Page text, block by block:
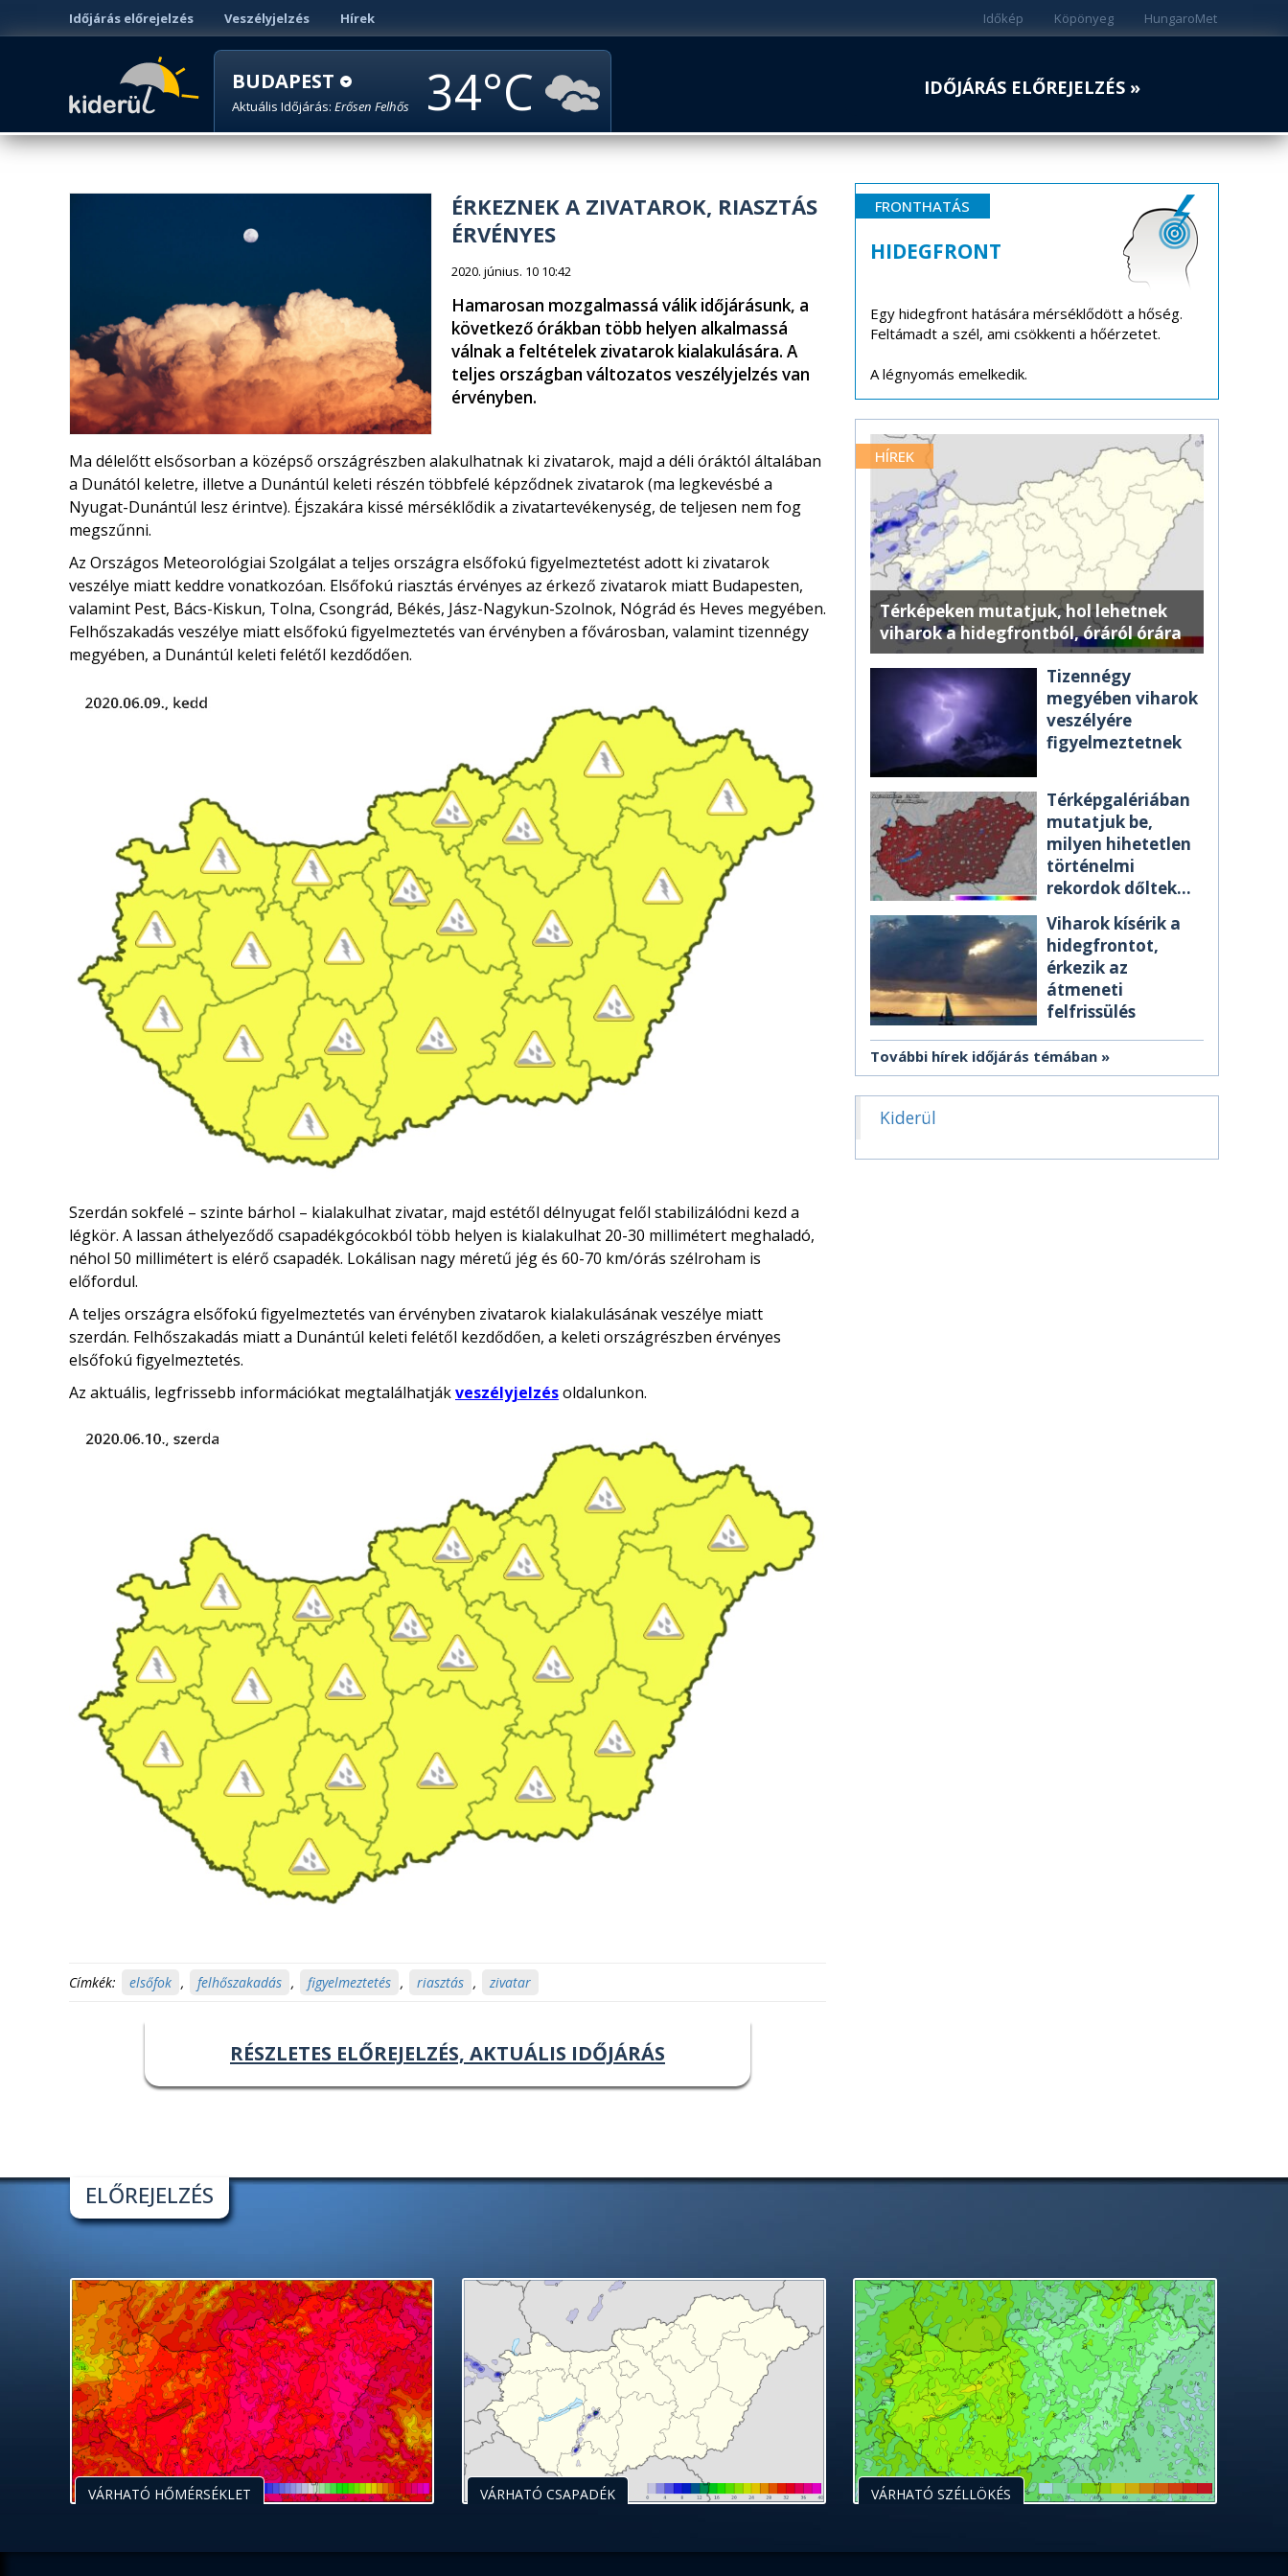
Időjárás előrejelzés Veszélyjelzés Hírek HungaroMet
Köpönyeg
Időkép
BUDAPEST
Aktuális Időjárás: Erősen Felhős 34 IDŐJÁRÁS ELŐREJELZÉS »
ÉRKEZNEK A ZIVATAROK, RIASZTÁS
ÉRVÉNYES
2020. június. 10 10:42
Hamarosan mozgalmassá válik időjárásunk, a
következő órákban több helyen alkalmassá
válnak a feltételek zivatarok kialakulására. A
teljes országban változatos veszélyjelzés van
érvényben.
Ma délelőtt elsősorban a középső országrészben alakulhatnak ki zivatarok, majd a déli óráktól általában
a Dunától keletre, illetve a Dunántúl keleti részén többfelé képződnek zivatarok (ma legkevésbé a
Nyugat-Dunántúl lesz érintve). Éjszakára kissé mérséklődik a zivatartevékenység, de teljesen nem fog
megszűnni.
Az Országos Meteorológiai Szolgálat a teljes országra elsőfokú figyelmeztetést adott ki zivatarok
veszélye miatt keddre vonatkozóan. Elsőfokú riasztás érvényes az érkező zivatarok miatt Budapesten,
valamint Pest, Bács-Kiskun, Tolna, Csongrád, Békés, Jász-Nagykun-Szolnok, Nógrád és Heves megyében.
Felhőszakadás veszélye miatt elsőfokú figyelmeztetés van érvényben a fővárosban, valamint tizennégy
megyében, a Dunántúl keleti felétől kezdődően.
Szerdán sokfelé – szinte bárhol – kialakulhat zivatar, majd estétől délnyugat felől stabilizálódni kezd a
légkör. A lassan áthelyeződő csapadékgócokból több helyen is kialakulhat 20-30 millimétert meghaladó,
néhol 50 millimétert is elérő csapadék. Lokálisan nagy méretű jég és 60-70 km/órás szélroham is
előfordul.
A teljes országra elsőfokú figyelmeztetés van érvényben zivatarok kialakulásának veszélye miatt
szerdán. Felhőszakadás miatt a Dunántúl keleti felétől kezdődően, a keleti országrészben érvényes
elsőfokú figyelmeztetés.
Az aktuális, legfrissebb információkat megtalálhatjákveszélyjelzésoldalunkon.
Címkék: elsőfok , felhőszakadás , figyelmeztetés , riasztás , zivatar
RÉSZLETES ELŐREJELZÉS, AKTUÁLIS IDŐJÁRÁS
FRONTHATÁS
HIDEGFRONT
Egy hidegfront hatására mérséklődött a hőség.
Feltámadt a szél, ami csökkenti a hőérzetet.
A légnyomás emelkedik.
HÍREK
Térképeken mutatjuk, hol lehetnek
viharok a hidegfrontból, óráról órára
Tizennégy
megyében viharok
veszélyére
figyelmeztetnek
Térképgalériában
mutatjuk be,
milyen hihetetlen
történelmi
rekordok dőltek
Viharok kísérik a
hidegfrontot,
érkezik az
átmeneti
felfrissülés
További hírek időjárás témában
Kiderül
ELŐREJELZÉS
VÁRHATÓ HŐMÉRSÉKLET VÁRHATÓ CSAPADÉK VÁRHATÓ SZÉLLÖKÉS